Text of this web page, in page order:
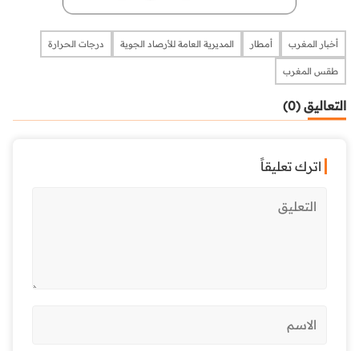
أخبار المغرب أمطار المديرية العامة للأرصاد الجوية درجات الحرارة
طقس المغرب
التعاليق (0)
اترك تعليقاً